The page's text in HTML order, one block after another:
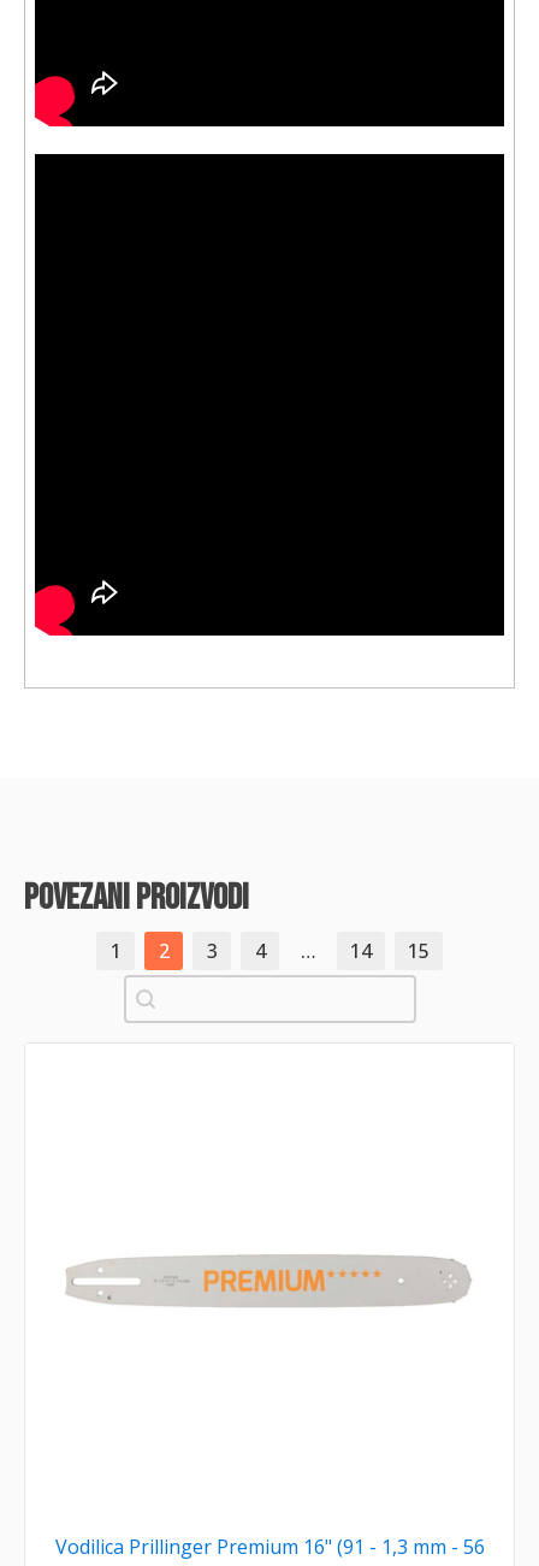
povezani proizvodi
1 2 3 4 … 14
15
Pretraži
Vodilica Prillinger Premium 16" (91 - 1,3 mm - 56